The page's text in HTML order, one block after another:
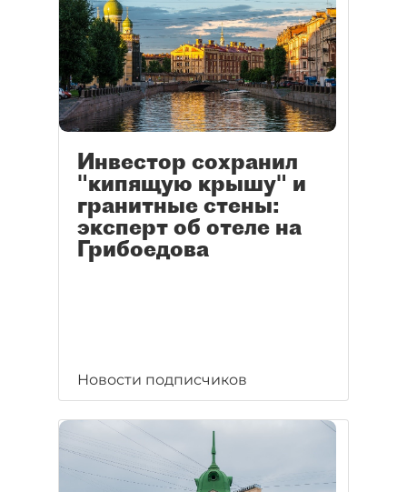
Инвестор сохранил
"кипящую крышу" и
гранитные стены:
эксперт об отеле на
Грибоедова
Новости подписчиков